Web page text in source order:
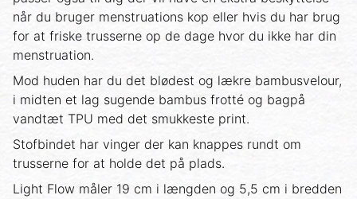
når du bruger menstruations kop eller hvis du har brug
for at friske trusserne op de dage hvor du ikke har din
menstruation.
Mod huden har du det blødest og lækre bambusvelour,
i midten et lag sugende bambus frotté og bagpå
vandtæt TPU med det smukkeste print.
Stofbindet har vinger der kan knappes rundt om
trusserne for at holde det på plads.
Light Flow måler 19 cm i længden og 5,5 cm i bredden